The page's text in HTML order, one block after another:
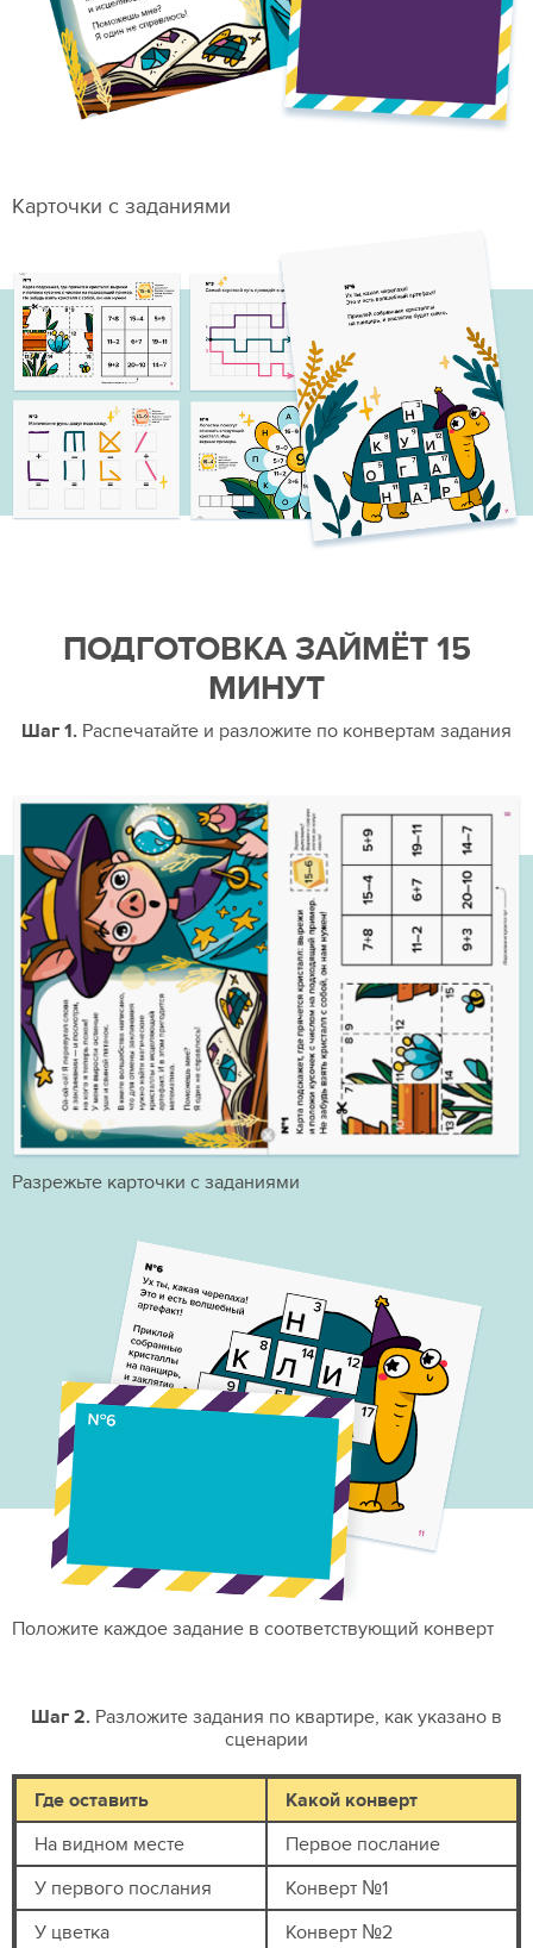
Карточки с заданиями
ПОДГОТОВКА ЗАЙМЁТ 15
МИНУТ
Шаг 1. Распечатайте и разложите по конвертам задания
Разрежьте карточки с заданиями
Положите каждое задание в соответствующий конверт
Шаг 2. Разложите задания по квартире, как указано в
сценарии
Где оставить
Какой конверт
На видном месте
Первое послание
У первого послания
Конверт №1
У цветка
Конверт №2